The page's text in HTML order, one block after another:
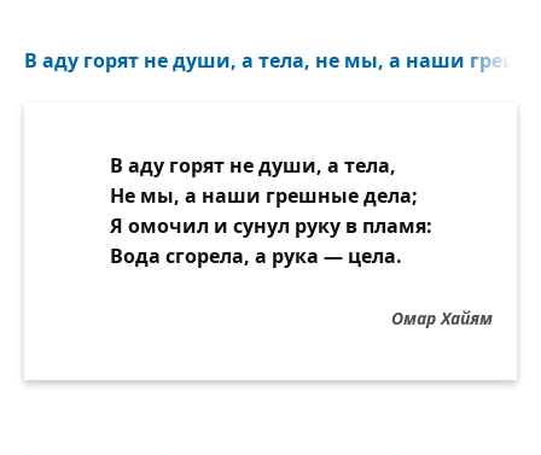
В аду горят не души, а тела, не мы, а наши
В аду горят не души, а тела,
Не мы, а наши грешные дела;
Я омочил и сунул руку в пламя:
Вода сгорела, а рука — цела.
Омар Хайям